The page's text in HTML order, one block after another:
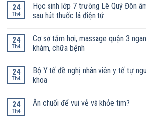
24
Th4
Học sinh lớp 7 trường Lê Quý Đôn
sau hút thuốc lá điện tử
24
Th4
Cơ sở tắm hơi, massage quận 3
khám, chữa bệnh
24
Th4
Bộ Y tế đề nghị nhân viên y tế tự
khoa
24
Th4
Ăn chuối để vui vẻ và khỏe tim?